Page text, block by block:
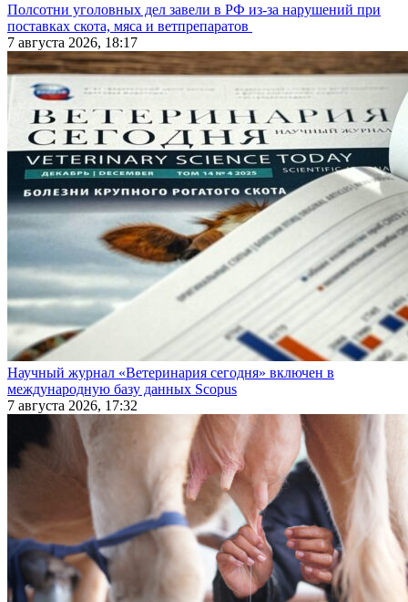
Полсотни уголовных дел завели в РФ из-за нарушений при
поставках скота, мяса и ветпрепаратов
7 августа 2026, 18:17
Научный журнал «Ветеринария сегодня» включен в
международную базу данных Scopus
7 августа 2026, 17:32